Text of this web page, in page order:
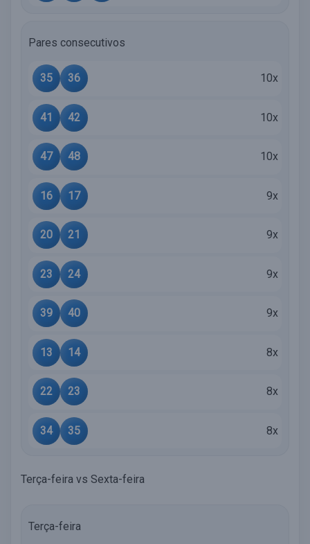
Pares consecutivos
35 36 10x
41 42 10x
47 48 10x
16 17 9x
20 21 9x
23 24 9x
39 40 9x
13 14 8x
22 23 8x
34 35 8x
Terça-feira vs Sexta-feira
Terça-feira